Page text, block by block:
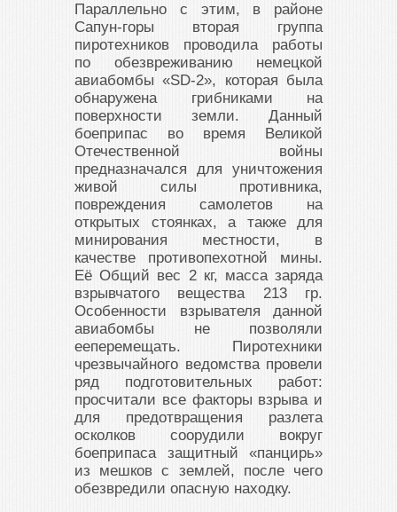
Параллельно с этим, в районе
Сапун-горы вторая группа
пиротехников проводила работы
по обезвреживанию немецкой
авиабомбы «SD-2», которая была
обнаружена грибниками на
поверхности земли. Данный
боеприпас во время Великой
Отечественной войны
предназначался для уничтожения
живой силы противника,
повреждения самолетов на
открытых стоянках, а также для
минирования местности, в
качестве противопехотной мины.
Её Общий вес 2 кг, масса заряда
взрывчатого вещества 213 гр.
Особенности взрывателя данной
авиабомбы не позволяли
ееперемещать. Пиротехники
чрезвычайного ведомства провели
ряд подготовительных работ:
просчитали все факторы взрыва и
для предотвращения разлета
осколков соорудили вокруг
боеприпаса защитный «панцирь»
из мешков с землей, после чего
обезвредили опасную находку.